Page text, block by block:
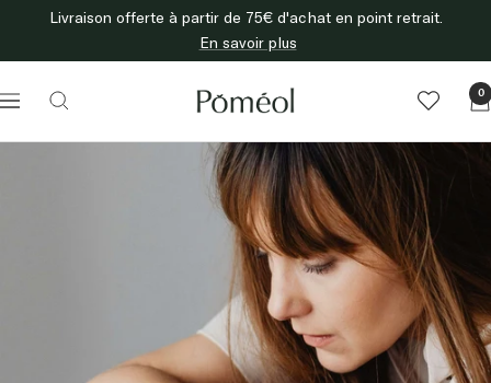
contenu
Livraison offerte à partir de 75€ d'achat en point retrait.
En savoir plus
Navigation
Poméol 0